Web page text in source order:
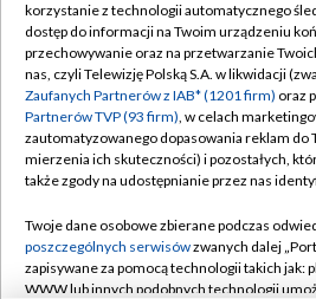
TVP
Abonament TVP
Emisja w TVP
Centrum informacji TVP
Naziemna Telewizja Cyfrowa
Rada Programowa
System NOS
Regulamin
Polityka
Moje
Pomoc
Kontakt
korzystanie z technologii automatycznego
dostęp do informacji na Twoim urządzeniu
przechowywanie oraz na przetwarzanie
nas, czyli Telewizję Polską S.A. w likwidacji
Zaufanych Partnerów z IAB* (1201 firm) oraz
Partnerów TVP (93 firm), w celach
zautomatyzowanego dopasowania reklam do
mierzenia ich skuteczności) i pozostałych,
także zgody na udostępnianie przez nas
Twoje dane osobowe zbierane podczas
poszczególnych serwisówzwanych dalej
zapisywane za pomocą technologii takich jak:
WWW lub innych podobnych technologii